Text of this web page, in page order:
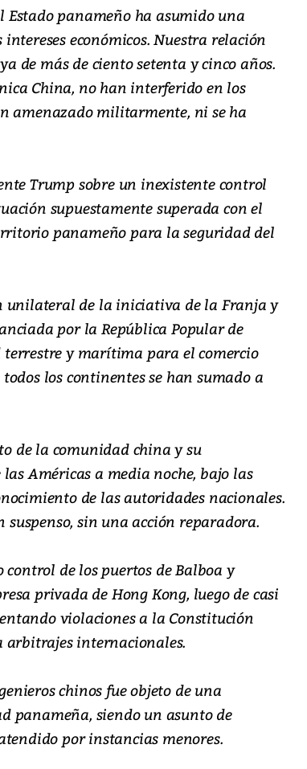
Estado panameño ha asumido una
económicos. Nuestra relación
de más de ciento setenta y cinco años.
China, no han interferido en los
amenazado militarmente, ni se ha
Trump sobre un inexistente control
supuestamente superada con el
panameño para la seguridad del
unilateral de la iniciativa de la Franja y
por la República Popular de
y marítima para el comercio
los continentes se han sumado a
de la comunidad china y su
Américas a media noche, bajo las
de las autoridades nacionales.
sin una acción reparadora.
de los puertos de Balboa y
privada de Hong Kong, luego de casi
violaciones a la Constitución
arbitrajes internacionales.
chinos fue objeto de una
panameña, siendo un asunto de
por instancias menores.